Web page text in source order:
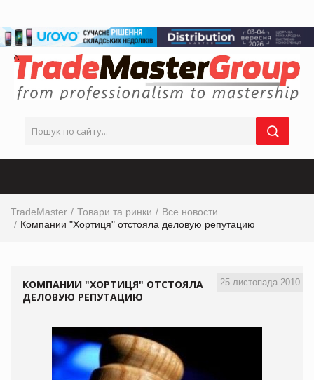
TradeMaster Товари та ринки
Все новости
Компании "Хортиця" отстояла деловую репутацию
25 листопада 2010
КОМПАНИИ "ХОРТИЦЯ" ОТСТОЯЛА
ДЕЛОВУЮ РЕПУТАЦИЮ